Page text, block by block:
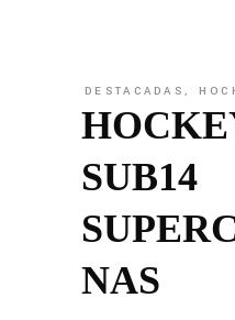
DESTACADAS,
SUB14
NAS